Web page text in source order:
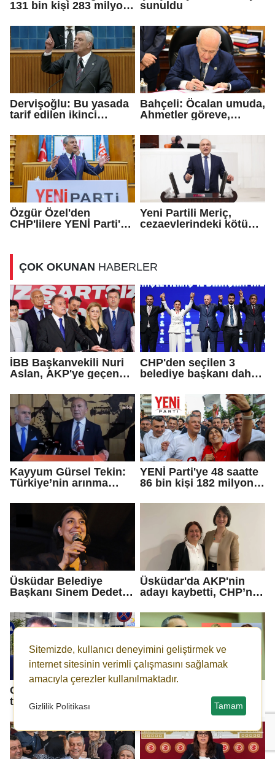
131 bin kişi 283 milyon
sunuldu
Dervişoğlu: Bu yasada
tarif edilen ikinci
Bahçeli: Öcalan umuda,
Ahmetler göreve,
dönmeli...
Özgür Özel'den
CHP'lilere YENİ Parti'ye
Yeni Partili Meriç,
cezaevlerindeki kötü
ÇOK OKUNAN HABERLER
İBB Başkanvekili Nuri
Aslan, AKP'ye geçen
iddialarına yanıt verdi
CHP'den seçilen 3
belediye başkanı daha
Kayyum Gürsel Tekin:
Türkiye’nin arınma
geldiniz...
YENİ Parti'ye 48 saatte
86 bin kişi 182 milyon
Üsküdar Belediye
Başkanı Sinem Dedetaş
Üsküdar'da AKP'nin
adayı kaybetti, CHP’nin
Çetinkaya Başkan
Vekili seçildi
Cem Küçük
tutuklanarak cezaevine
gönderildi
Gül Çiftçi hakkında
disiplin süreci
Sitemizde, kullanıcı deneyimini geliştirmek ve
internet sitesinin verimli çalışmasını sağlamak
amacıyla çerezler kullanılmaktadır.
Gizlilik Politikası Tamam